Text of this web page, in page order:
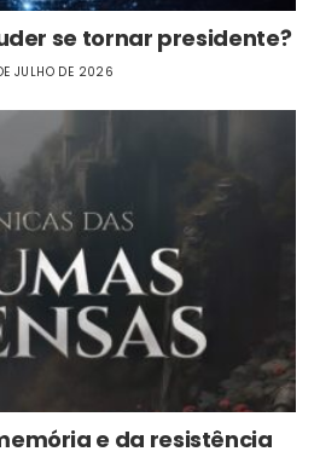
se tornar presidente?
JULHO DE 2026
e da resistência